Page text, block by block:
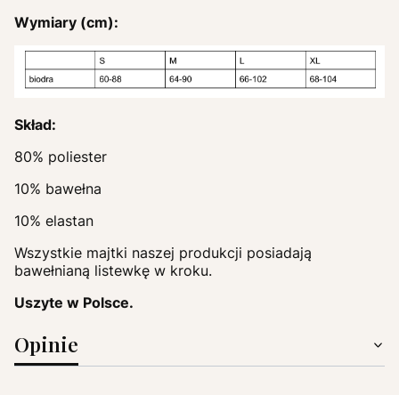
Wymiary (cm):
Skład:
80% poliester
10% bawełna
10% elastan
Wszystkie majtki naszej produkcji posiadają
bawełnianą listewkę w kroku.
Uszyte w Polsce.
Opinie